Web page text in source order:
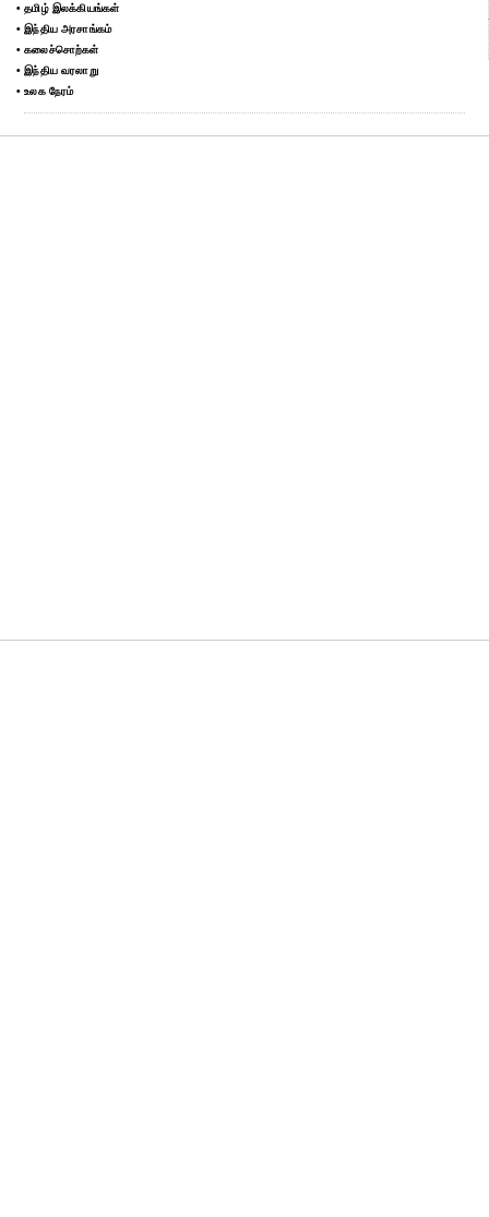
• தமிழ் இலக்கியங்கள்
• இந்திய அரசாங்கம்
• கலைச்சொற்கள்
• இந்திய வரலாறு
• உலக நேரம்